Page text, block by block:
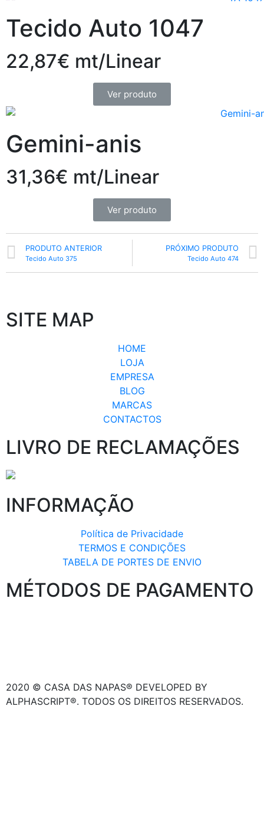
Tecido Auto 1047
22,87€ mt/Linear
Ver produto
Gemini-anis
31,36€ mt/Linear
Ver produto
PRODUTO ANTERIOR
Tecido Auto 375
PRÓXIMO PRODUTO
Tecido Auto 474
SITE MAP
HOME
LOJA
EMPRESA
BLOG
MARCAS
CONTACTOS
LIVRO DE RECLAMAÇÕES
INFORMAÇÃO
Política de Privacidade
TERMOS E CONDIÇÕES
TABELA DE PORTES DE ENVIO
MÉTODOS DE PAGAMENTO
2020 © CASA DAS NAPAS® DEVELOPED BY
ALPHASCRIPT®. TODOS OS DIREITOS RESERVADOS.